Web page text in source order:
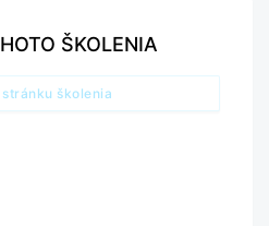
ŠKOLENIA
školenia